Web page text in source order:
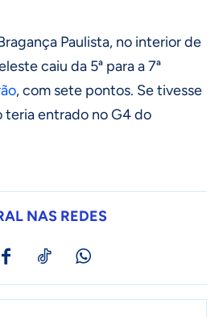
Paulista, no interior de
caiu da 5ª para a 7ª
, com sete pontos. Se tivesse
teria entrado no G4 do
NAS REDES